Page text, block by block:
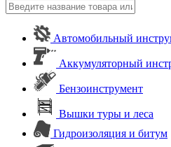
Автомобильный
Аккумуляторный
Бензоинструмент
Вышки туры и леса
Гидроизоляция и битум